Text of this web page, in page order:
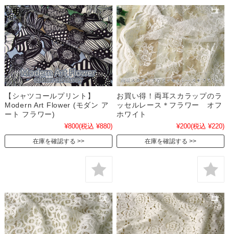
【シャツコールプリント】
Modern Art Flower (モダン ア
ート フラワー)
¥800(税込 ¥880)
在庫を確認する
お買い得！両耳スカラップのラ
ッセルレース＊フラワー オフ
ホワイト
¥200(税込 ¥220)
在庫を確認する